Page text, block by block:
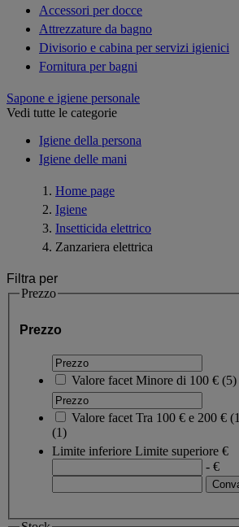
Accessori per docce
Attrezzature da bagno
Divisorio e cabina per servizi igienici
Fornitura per bagni
Sapone e igiene personale
Vedi tutte le categorie
Igiene della persona
Igiene delle mani
Home page
Igiene
Insetticida elettrico
Zanzariera elettrica
Filtra per
Prezzo
Prezzo
Valore facet Minore di 100 € (5)
Valore facet Tra 100 € e 200 € (1
(1)
Limite inferiore Limite superiore €
- €